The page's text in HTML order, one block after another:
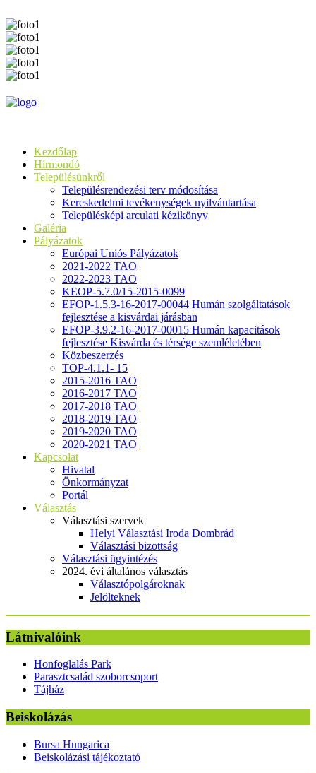
Kezdőlap
Hírmondó
Településünkről
Településrendezési terv módosítása
Kereskedelmi tevékenységek nyilvántartása
Településképi arculati kézikönyv
Galéria
Pályázatok
Európai Uniós Pályázatok
2021-2022 TAO
2022-2023 TAO
KEOP-5.7.0/15-2015-0099
EFOP-1.5.3-16-2017-00044 Humán szolgáltatások
fejlesztése a kisvárdai járásban
EFOP-3.9.2-16-2017-00015 Humán kapacitások
fejlesztése Kisvárda és térsége szemléletében
Közbeszerzés
TOP-4.1.1- 15
2015-2016 TAO
2016-2017 TAO
2017-2018 TAO
2018-2019 TAO
2019-2020 TAO
2020-2021 TAO
Kapcsolat
Hivatal
Önkormányzat
Portál
Választás
Választási szervek
Helyi Választási Iroda Dombrád
Választási bizottság
Választási ügyintézés
2024. évi általános választás
Választópolgároknak
Jelölteknek
Látnivalóink
Honfoglalás Park
Parasztcsalád szoborcsoport
Tájház
Beiskolázás
Bursa Hungarica
Beiskolázási tájékoztató